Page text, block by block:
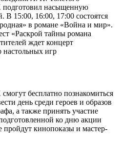
насыщенную
В 15:00, 16:00, 17:00 состоятся
в романе «Война и мир».
«Раскрой тайны романа
ждет концерт
настольных игр
бесплатно познакомиться
день среди героев и образов
а также принять участие
ко дню акции
пройдут кинопоказы и мастер-